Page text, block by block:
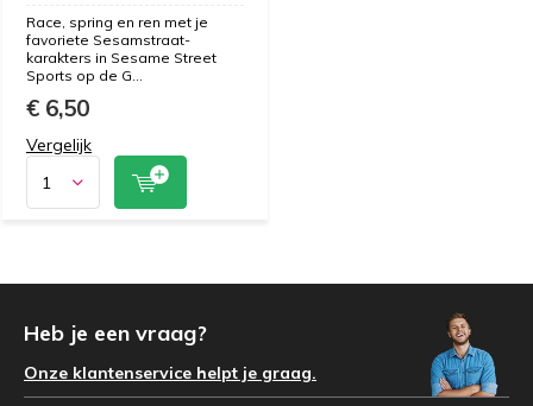
Race, spring en ren met je
favoriete Sesamstraat-
karakters in Sesame Street
Sports op de G...
€ 6,50
Vergelijk
Heb je een vraag?
Onze klantenservice helpt je graag.